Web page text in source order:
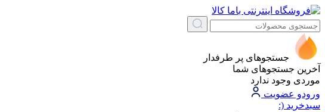
جستجوهای پر طرفدار
آخرین جستجوهای شما
موردی وجود ندارد
ورودو عضویت
سبد‌خرید (: